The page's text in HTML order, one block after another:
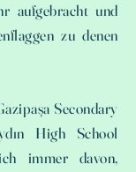
aufgebracht und
zu denen
Secondary
High School
immer davon,